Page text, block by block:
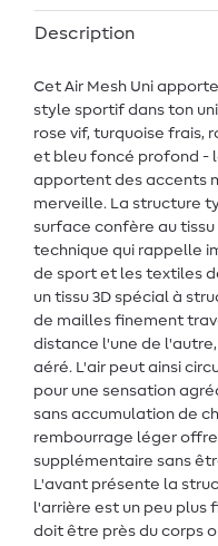
Description
Cet Air Mesh Uni
style sportif dans ton
rose vif, turquoise frais,
et bleu foncé profond -
apportent des accents
merveille. La structure
surface confère au
technique qui rappelle
de sport et les textiles
un tissu 3D spécial à
de mailles finement
distance l'une de
aéré. L'air peut ainsi
pour une sensation
sans accumulation de
rembourrage léger
supplémentaire sans
L'avant présente la
l'arrière est un peu plus
doit être près du corps